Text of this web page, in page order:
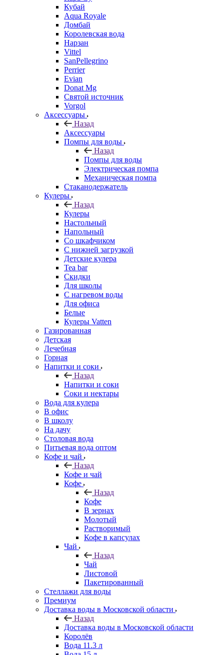
Кубай
Aqua Royale
Домбай
Королевская вода
Нарзан
Vittel
SanPellegrino
Perrier
Evian
Donat Mg
Святой источник
Vorgol
Аксессуары
Назад
Аксессуары
Помпы для воды
Назад
Помпы для воды
Электрическая помпа
Механическая помпа
Стаканодержатель
Кулеры
Назад
Кулеры
Настольный
Напольный
Со шкафчиком
С нижней загрузкой
Детские кулера
Tea bar
Скидки
Для школы
С нагревом воды
Для офиса
Белые
Кулеры Vatten
Газированная
Детская
Лечебная
Горная
Напитки и соки
Назад
Напитки и соки
Соки и нектары
Вода для кулера
В офис
В школу
На дачу
Столовая вода
Питьевая вода оптом
Кофе и чай
Назад
Кофе и чай
Кофе
Назад
Кофе
В зернах
Молотый
Растворимый
Кофе в капсулах
Чай
Назад
Чай
Листовой
Пакетированный
Стеллажи для воды
Премиум
Доставка воды в Московской области
Назад
Доставка воды в Московской области
Королёв
Вода 11.3 л